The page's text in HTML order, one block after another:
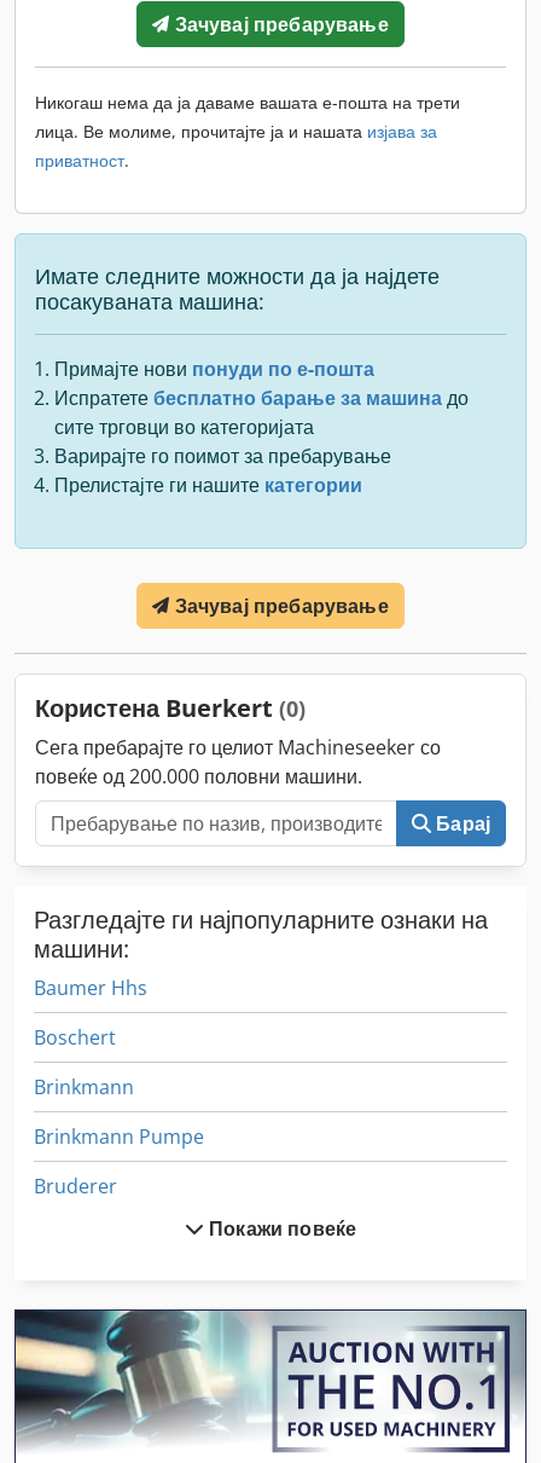
Зачувај пребарување
Никогаш нема да ја даваме вашата е-пошта на трети
лица. Ве молиме, прочитајте ја и нашата изјава за
приватност.
Имате следните можности да ја најдете
посакуваната машина:
Примајте нови понуди по е-пошта
Испратетебесплатно барање за машинадо
сите трговци во категоријата
Варирајте го поимот за пребарување
Прелистајте ги нашите категории
Зачувај пребарување
Користена Buerkert (0)
Сега пребарајте го целиот Machineseeker со
повеќе од 200.000 половни машини.
Барај
Разгледајте ги најпопуларните ознаки на
машини:
Baumer Hhs
Boschert
Brinkmann
Brinkmann Pumpe
Bruderer
Bucher Bu 200
Bucher M 200
Buerkle
Покажи повеќе